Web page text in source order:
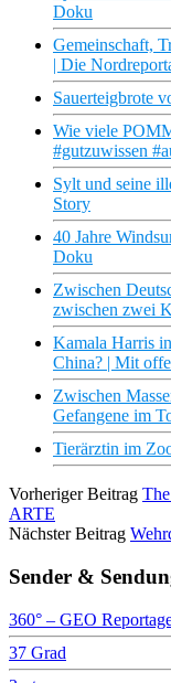
Doku
Gemeinschaft,
| Die
Sauerteigbrote
Wie viele
#gutzuwissen
Sylt und seine
Story
40 Jahre
Doku
Zwischen
zwischen zwei
Kamala Harris
China? | Mit
Zwischen
Gefangene im
Tierärztin im
Vorheriger Beitrag
ARTE
Nächster Beitrag
Sender &
360° – GEO
37 Grad